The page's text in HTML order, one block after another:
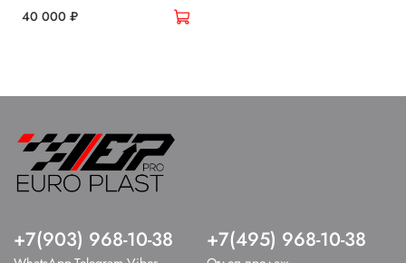
40 000 ₽
+7(903) 968-10-38 +7(495) 968-10-38